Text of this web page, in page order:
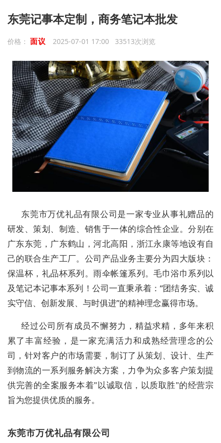
东莞记事本定制，商务笔记本批发
价格： 面议 2025-07-01 17:00 33513次浏览
东莞市万优礼品有限公司是一家专业从事礼赠品的
研发、策划、制造、销售于一体的综合性企业。分别在
广东东莞，广东鹤山，河北高阳，浙江永康等地设有自
己的联合生产工厂。公司产品业务主要分为四大版块：
保温杯，礼品杯系列。雨伞帐篷系列。毛巾浴巾系列以
及笔记本记事本系列！公司一直秉承着：“团结务实、诚
实守信、创新发展、与时俱进”的精神理念赢得市场。
经过公司所有成员不懈努力，精益求精，多年来积
累了丰富经验，是一家充满活力和成熟经营理念的公
司，针对客户的市场需要，制订了从策划、设计、生产
到物流的一系列服务解决方案，力争为众多客户策划提
供完善的全案服务本着"以诚取信，以质取胜"的经营宗
旨为您提供优质的服务。
东莞市万优礼品有限公司